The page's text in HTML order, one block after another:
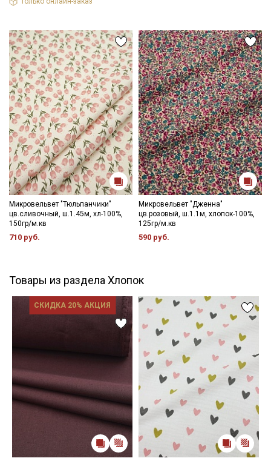
Микровельвет "Тюльпанчики"
цв.сливочный, ш.1.45м, хл-100%,
150гр/м.кв
710 руб.
Микровельвет "Дженна"
цв.розовый, ш.1.1м, хлопок-100%,
125гр/м.кв
590 руб.
Товары из раздела Хлопок
СКИДКА 20% АКЦИЯ